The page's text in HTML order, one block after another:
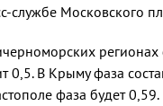
службе Московского
регионах
0,5. В Крыму фаза
фаза будет 0,59.